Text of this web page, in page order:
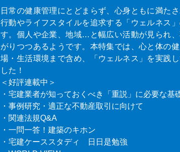
日常の健康管理にとどまらず、心身ともに満た
行動やライフスタイルを追求する「ウェルネス
す。個人や企業、地域…と幅広い活動が見られ
がりつつあるようです。本特集では、心と体の
場・生活環境まで含め、「ウェルネス」を実践
した！
＜好評連載中＞
・宅建業者が知っておくべき「重説」に必要な基
・事例研究・適正な不動産取引に向けて
・関連法規Q&A
・一問一答！建築のキホン
・宅建ケーススタディ 日日是勉強